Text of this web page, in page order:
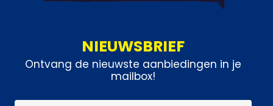
NIEUWSBRIEF
Ontvang de nieuwste aanbiedingen in je
mailbox!